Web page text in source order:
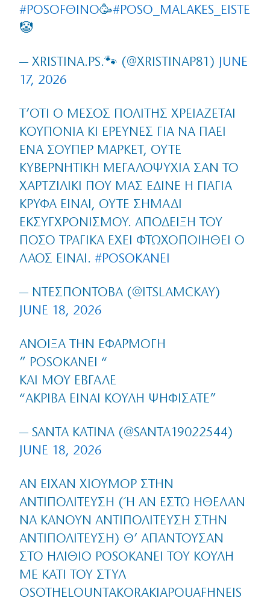
#POSOFΘΙΝΟ🥳#POSO_MALAKES_EISTE
🤡
— ΧRISTINA.PS.🐾 (@XRISTINAP81)
JUNE
17, 2026
Τ’ΌΤΙ Ο ΜΈΣΟΣ ΠΟΛΊΤΗΣ ΧΡΕΙΆΖΕΤΑΙ
ΚΟΥΠΌΝΙΑ ΚΙ ΈΡΕΥΝΕΣ ΓΙΑ ΝΑ ΠΆΕΙ
ΈΝΑ ΣΟΎΠΕΡ ΜΆΡΚΕΤ, ΟΎΤΕ
ΚΥΒΕΡΝΗΤΙΚΉ ΜΕΓΑΛΟΨΥΧΊΑ ΣΑΝ ΤΟ
ΧΑΡΤΖΙΛΊΚΙ ΠΟΥ ΜΑΣ ΈΔΙΝΕ Η ΓΙΑΓΙΆ
ΚΡΥΦΆ ΕΊΝΑΙ, ΟΎΤΕ ΣΗΜΆΔΙ
ΕΚΣΥΓΧΡΟΝΙΣΜΟΎ. ΑΠΌΔΕΙΞΗ ΤΟΥ
ΠΌΣΟ ΤΡΑΓΙΚΆ ΈΧΕΙ ΦΤΩΧΟΠΟΙΗΘΕΊ Ο
ΛΑΌΣ ΕΊΝΑΙ.#POSOKANEI
— ΝΤΕΣΠΌΝΤΟΒΑ (@ITSLAMCKAY)
JUNE 18, 2026
ΆΝΟΙΞΑ ΤΗΝ ΕΦΑΡΜΟΓΉ
” POSOKANEI “
ΚΑΙ ΜΟΥ ΈΒΓΑΛΕ
“ΑΚΡΙΒΆ ΕΊΝΑΙ ΚΟΎΛΗ ΨΗΦΊΣΑΤΕ”
— SANTA ΚΑΤΙΝΑ (@SANTA19022544)
JUNE 18, 2026
ΑΝ ΕΊΧΑΝ ΧΙΟΎΜΟΡ ΣΤΗΝ
ΑΝΤΙΠΟΛΊΤΕΥΣΗ (Ή ΑΝ ΈΣΤΩ ΉΘΕΛΑΝ Ν
Α ΚΆΝΟΥΝ ΑΝΤΙΠΟΛΊΤΕΥΣΗ ΣΤΗΝ Α
ΝΤΙΠΟΛΊΤΕΥΣΗ) Θ’ ΑΠΑΝΤΟΎΣΑΝ Σ
ΤΟ ΗΛΊΘΙΟ POSOKANEI ΤΟΥ ΚΟΎΛΗ Μ
Ε ΚΆΤΙ ΤΟΥ ΣΤΥΛ O
SOTHELOUNTAKORAKIAPOUAFHNEISN